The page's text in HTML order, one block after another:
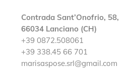
Contrada Sant’Onofrio, 58,
66034 Lanciano (CH)
+39 0872.508061
+39 338.45 66 701
marisaspose.srl@gmail.com